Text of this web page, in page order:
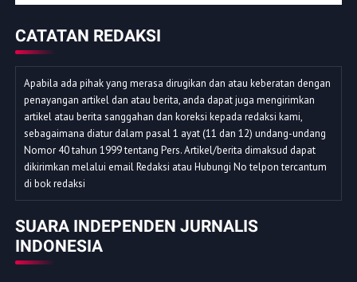
CATATAN REDAKSI
Apabila ada pihak yang merasa dirugikan dan atau keberatan dengan
penayangan artikel dan atau berita, anda dapat juga mengirimkan
artikel atau berita sanggahan dan koreksi kepada redaksi kami,
sebagaimana diatur dalam pasal 1 ayat (11 dan 12) undang-undang
Nomor 40 tahun 1999 tentang Pers. Artikel/berita dimaksud dapat
dikirimkan melalui email Redaksi atau Hubungi No telpon tercantum
di bok redaksi
SUARA INDEPENDEN JURNALIS
INDONESIA